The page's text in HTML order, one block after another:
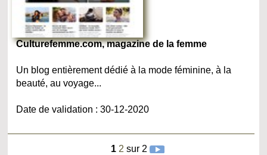
Culturefemme.com, magazine de la femme
Un blog entièrement dédié à la mode féminine, à la
beauté, au voyage...
Date de validation : 30-12-2020
1 2 sur 2